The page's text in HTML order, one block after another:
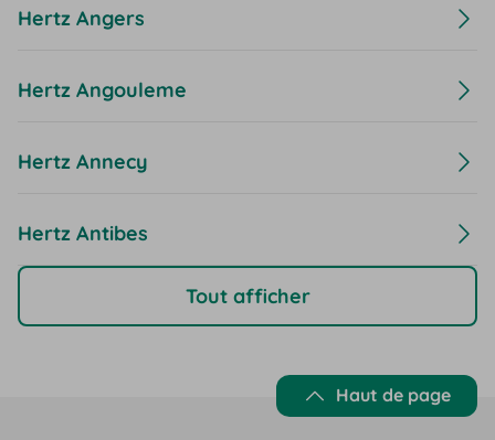
Hertz Angers
Hertz Angouleme
Hertz Annecy
Hertz Antibes
Tout afficher
Haut de page